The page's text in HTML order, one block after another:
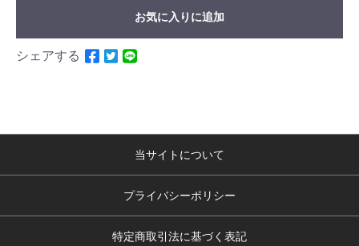
お気に入りに追加
シェアする
当サイトについて
プライバシーポリシー
特定商取引法に基づく表記